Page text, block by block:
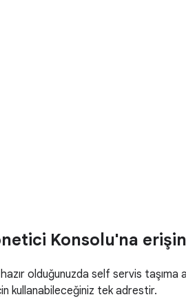
Konsolu'na erişin
olduğunuzda self servis
kullanabileceğiniz tek adrestir.